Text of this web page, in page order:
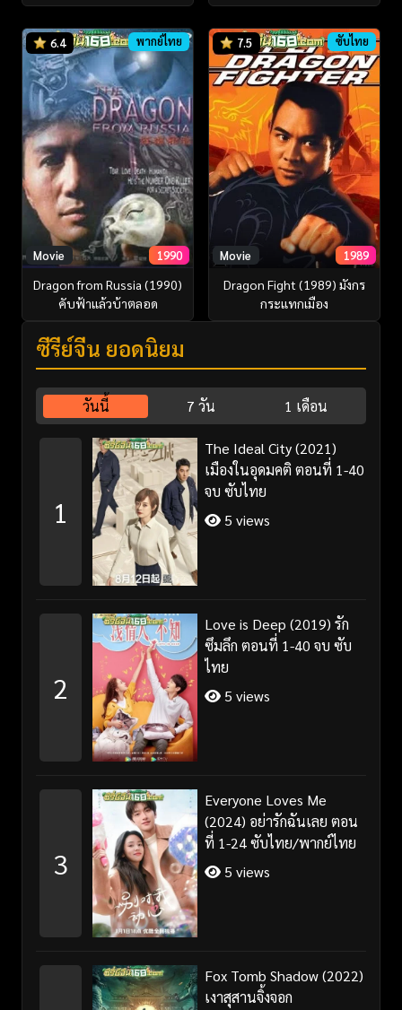
6.4 พากย์ไทย
Movie 1990
Dragon from Russia (1990)
คับฟ้าแล้วบ้าตลอด
7.5 ซับไทย
Movie 1989
Dragon Fight (1989) มังกร
กระแทกเมือง
ซีรี่ย์จีน ยอดนิยม
วันนี้ 7 วัน 1 เดือน
1
The Ideal City (2021)
เมืองในอุดมคติ ตอนที่ 1-40
จบ ซับไทย
5 views
2
Love is Deep (2019) รัก
ซึมลึก ตอนที่ 1-40 จบ ซับ
ไทย
5 views
3
Everyone Loves Me
(2024) อย่ารักฉันเลย ตอน
ที่ 1-24 ซับไทย/พากย์ไทย
5 views
Fox Tomb Shadow (2022)
เงาสุสานจิ้งจอก